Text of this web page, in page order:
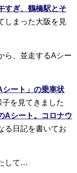
すぎ、鶴橋駅とそ
しまった大阪を見
ら、並走するAシー
ート」の乗車状
子を見てきました
Aシート。コロナウ
る日記を書いてお
して…